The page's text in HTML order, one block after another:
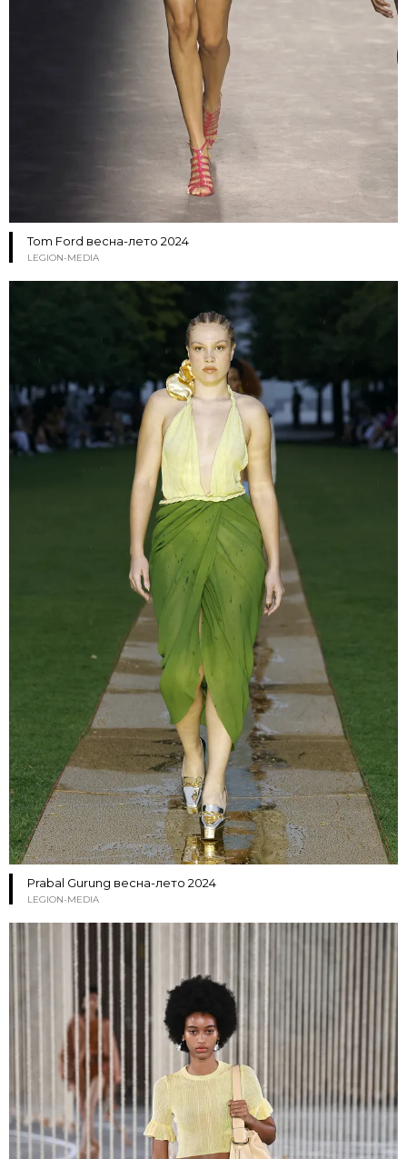
Tom Ford весна-лето 2024
LEGION-MEDIA
Prabal Gurung весна-лето 2024
LEGION-MEDIA